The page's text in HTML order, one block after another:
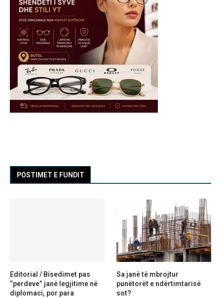
POSTIMET E FUNDIT
Editorial / Bisedimet pas
“perdeve” janë legjitime në
diplomaci, por para
Sa janë të mbrojtur
punëtorët e ndërtimtarisë
sot?